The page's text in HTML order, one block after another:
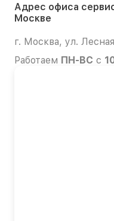
Адрес офиса
Москве
г. Москва, ул.
Работаем ПН-ВС с